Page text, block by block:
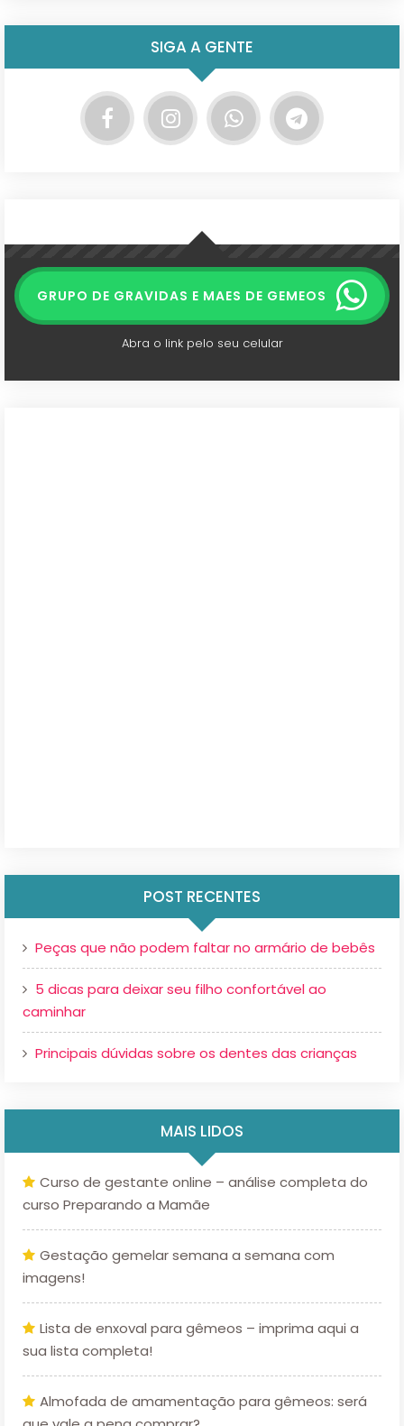
SIGA A GENTE
GRUPO DE GRAVIDAS E MAES DE GEMEOS
Abra o link pelo seu celular
POST RECENTES
Peças que não podem faltar no armário de bebês
5 dicas para deixar seu filho confortável ao
caminhar
Principais dúvidas sobre os dentes das crianças
MAIS LIDOS
Curso de gestante online – análise completa do
curso Preparando a Mamãe
Gestação gemelar semana a semana com
imagens!
Lista de enxoval para gêmeos – imprima aqui a
sua lista completa!
Almofada de amamentação para gêmeos: será